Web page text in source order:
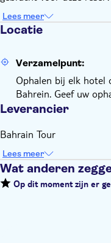
Lees meer
Locatie
Verzamelpunt:
Ophalen bij elk hotel
Bahrein. Geef uw
Leverancier
Bahrain Tour
Lees meer
Wat anderen
Op dit moment zijn er